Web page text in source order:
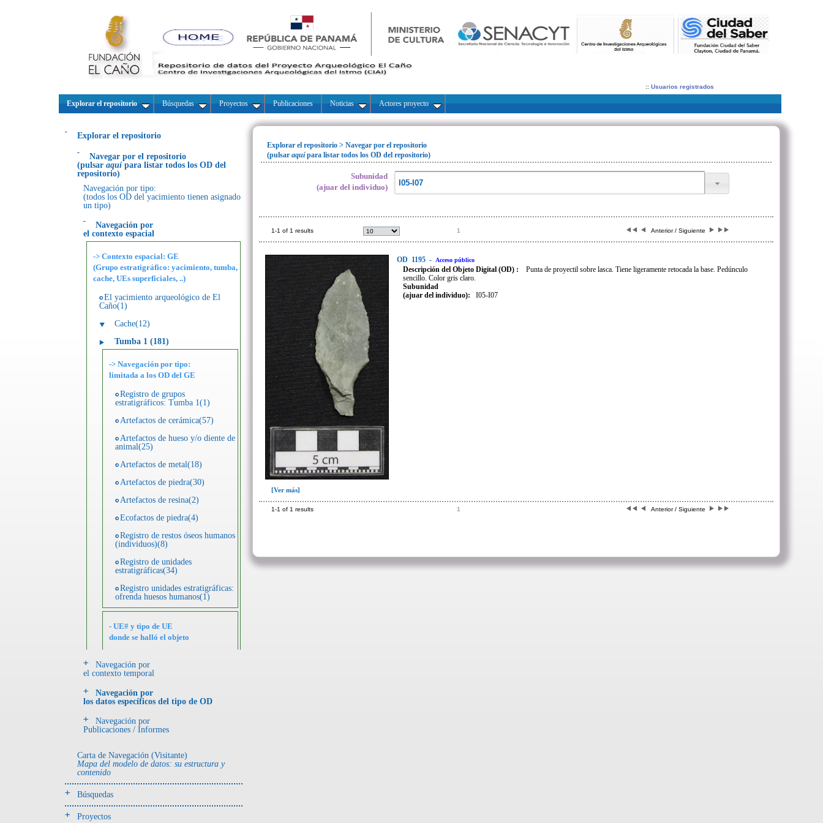
:: Usuarios registrados
Explorar el repositorio Búsquedas Proyectos Publicaciones Noticias Actores proyecto
Explorar el repositorio
Navegar por el repositorio
(pulsar aquí para listar todos los OD del
repositorio)
Navegación por tipo:
(todos los OD del yacimiento tienen asignado
un tipo)
Navegación por
el contexto espacial
-> Contexto espacial: GE
(Grupo estratigráfico: yacimiento, tumba,
cache, UEs superficiales, ..)
El yacimiento arqueológico de El
Caño(1)
Cache(12)
Tumba 1 (181)
-> Navegación por tipo:
limitada a los OD del GE
Registro de grupos
estratigráficos: Tumba 1(1)
Artefactos de cerámica(57)
Artefactos de hueso y/o diente de
animal(25)
Artefactos de metal(18)
Artefactos de piedra(30)
Artefactos de resina(2)
Ecofactos de piedra(4)
Registro de restos óseos humanos
(individuos)(8)
Registro de unidades
estratigráficas(34)
Registro unidades estratigráficas:
ofrenda huesos humanos(1)
- UE# y tipo de UE
donde se halló el objeto
-> Hallado en UE del tipo:
Objetos clasificados según
los tipos de UE del GE
Depósito de cerámica(1)
Entierro(86)
Ofrenda(51)
Navegación por
el contexto temporal
Navegación por
los datos específicos del tipo de OD
Navegación por
Publicaciones / Informes
Carta de Navegación (Visitante)
Mapa del modelo de datos: su estructura y
contenido
Búsquedas
Proyectos
Explorar el repositorio > Navegar por el repositorio
(pulsar aquípara listar todos los OD del repositorio)
Subunidad
(ajuar del individuo)
1-1 of 1 results 1 Anterior / Siguiente
OD 1195 - Acceso público
Descripción del Objeto Digital (OD) :
Punta de proyectil sobre lasca. Tiene ligeramente retocada la base. Pedúnculo
sencillo. Color gris claro.
Subunidad
(ajuar del individuo):
I05-I07
[Ver más]
1-1 of 1 results 1 Anterior / Siguiente